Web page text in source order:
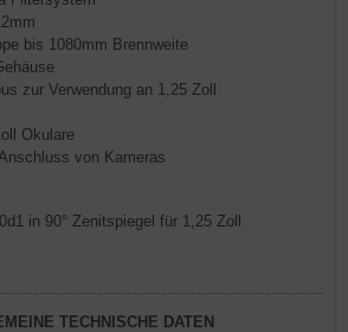
bis 1080mm Brennweite
zur Verwendung an 1,25 Zoll
Okulare
von Kameras
in 90° Zenitspiegel für 1,25 Zoll
TECHNISCHE DATEN